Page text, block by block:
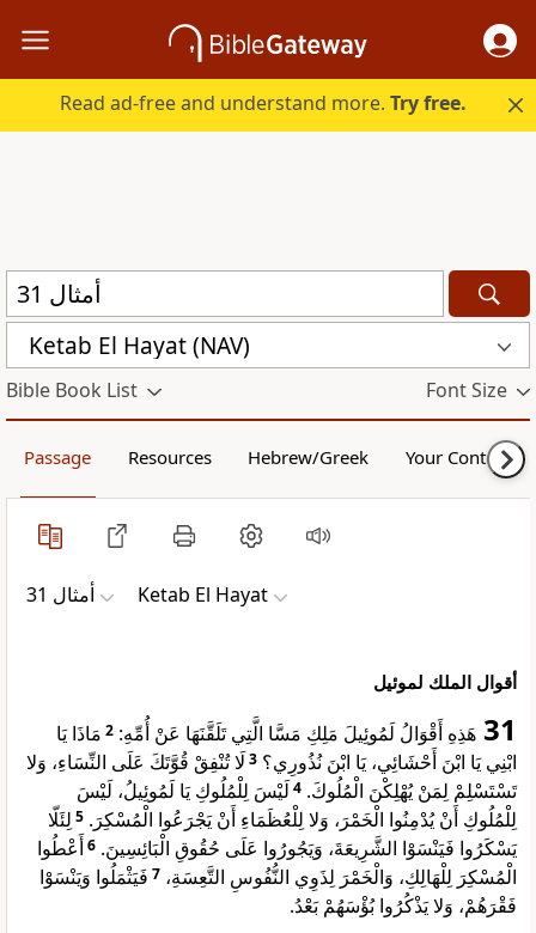
Read ad-free and understand more.Try free.
Ketab El Hayat (NAV)
Bible Book List Font Size
Passage Resources Hebrew/Greek Your Content
ﺃﻣﺜﺎﻝ 31 Ketab El Hayat
أقوال الملك لموئيل
31 هَذِهِ أَقْوَالُ لَمُوئِيلَ مَلِكِ مَسَّا الَّتِي تَلَقَّنَهَا عَنْ أُمِّهِ: 2 مَاذَا يَا
ابْنِي يَا ابْنَ أَحْشَائِي، يَا ابْنَ نُذُورِي؟ 3 لَا تُنْفِقْ قُوَّتَكَ عَلَى النِّسَاءِ، وَلا
تَسْتَسْلِمْ لِمَنْ يُهْلِكْنَ الْمُلُوكَ. 4 لَيْسَ لِلْمُلُوكِ يَا لَمُوئِيلُ، لَيْسَ
لِلْمُلُوكِ أَنْ يُدْمِنُوا الْخَمْرَ، وَلا لِلْعُظَمَاءِ أَنْ يَجْرَعُوا الْمُسْكِرَ. 5 لِئَلّا
يَسْكَرُوا فَيَنْسَوْا الشَّرِيعَةَ، وَيَجُورُوا عَلَى حُقُوقِ الْبَائِسِينَ. 6أَعْطُوا
الْمُسْكِرَ لِلْهَالِكِ، وَالْخَمْرَ لِذَوِي النُّفُوسِ التَّعِسَةِ، 7 فَيَثْمَلُوا وَيَنْسَوْا
فَقْرَهُمْ، وَلا يَذْكُرُوا بُؤْسَهُمْ بَعْدُ.